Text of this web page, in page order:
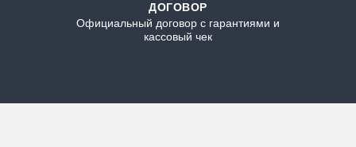
ДОГОВОР
Официальный договор с гарантиями и
кассовый чек